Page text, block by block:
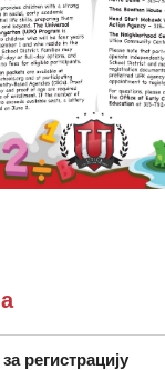
регистрацију